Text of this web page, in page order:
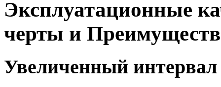
Эксплуатационные
черты и
Увеличенный